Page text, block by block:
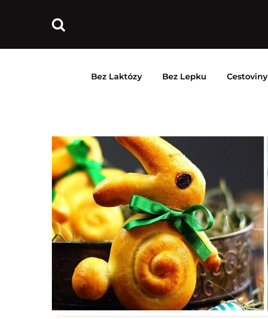
Bez Laktózy Bez Lepku Cestoviny